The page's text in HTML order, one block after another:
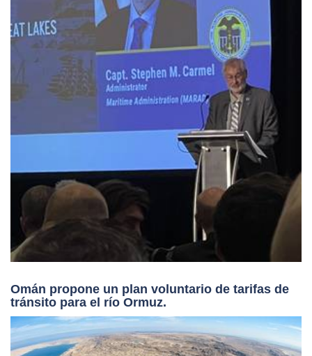
Omán propone un plan voluntario de tarifas de
tránsito para el río Ormuz.